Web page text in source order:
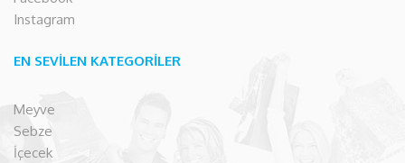
Instagram
EN SEVİLEN KATEGORİLER
Meyve
Sebze
İçecek